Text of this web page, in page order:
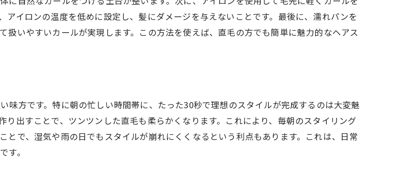
イロンの温度を低めに設定し、髪にダメージを与えないことです。最後に、濡れパンを
いやすいカールが実現します。この方法を使えば、直毛の方でも簡単に魅力的なヘアス
味方です。特に朝の忙しい時間帯に、たった30秒で理想のスタイルが完成するのは大変魅
出すことで、ツンツンした直毛も柔らかくなります。これにより、毎朝のスタイリング
とで、湿気や雨の日でもスタイルが崩れにくくなるという利点もあります。これは、日常
す。